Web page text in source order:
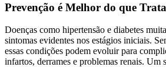
Prevenção é Melhor do que
Doenças como hipertensão e diabetes
sintomas evidentes nos estágios iniciais.
essas condições podem evoluir para
infartos, derrames e problemas renais. Um